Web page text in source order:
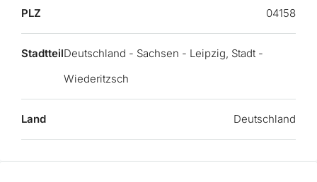
PLZ 04158
StadtteilDeutschland - Sachsen - Leipzig, Stadt -
Wiederitzsch
Land Deutschland